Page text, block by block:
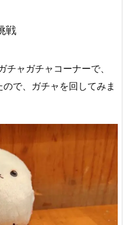
戦
ャガチャコーナーで、
で、ガチャを回してみま